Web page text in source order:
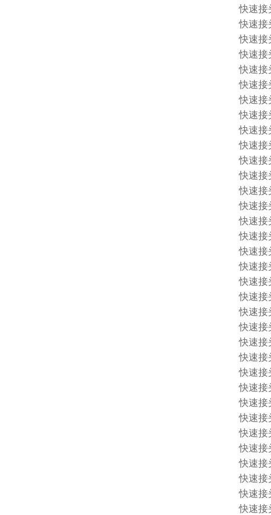
快速接
快速接
快速接
快速接
快速接
快速接
快速接
快速接
快速接
快速接
快速接
快速接
快速接
快速接
快速接
快速接
快速接
快速接
快速接
快速接
快速接
快速接
快速接
快速接
快速接
快速接
快速接
快速接
快速接
快速接
快速接
快速接
快速接
快速接